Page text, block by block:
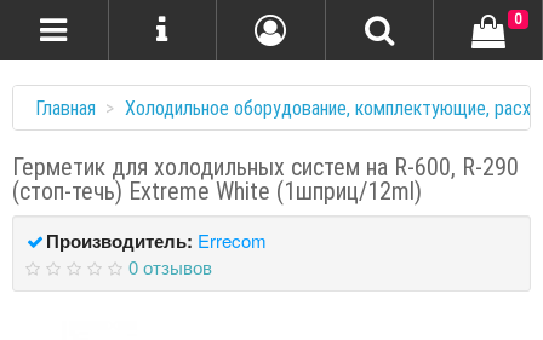
0
Главная Холодильное оборудование, комплектующие,
Герметик для холодильных систем на R-600, R-290
(стоп-течь) Extreme White (1шприц/12ml)
Производитель: Errecom
0 отзывов